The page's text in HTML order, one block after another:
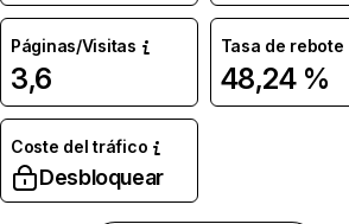
Páginas/Visitas
3,6
Tasa de rebote
48,24 %
Coste del tráfico
Desbloquear